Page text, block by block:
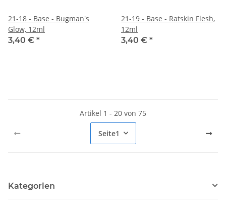
21-18 - Base - Bugman's
Glow, 12ml
3,40 € *
21-19 - Base - Ratskin Flesh,
12ml
3,40 € *
Artikel 1 - 20 von 75
Seite1
Kategorien